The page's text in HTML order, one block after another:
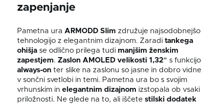
zapenjanje
Pametna ura ARMODD Slim združuje najsodobnejšo
tehnologijo z elegantnim dizajnom. Zaradi tankega
ohišja se odlično prilega tudi manjšim ženskim
zapestjem. Zaslon AMOLED velikosti 1,32″ s funkcijo
always-on ter slike na zaslonu so jasne in dobro vidne
v sončni svetlobi in temi. Pametna ura bo s svojim
vrhunskim in elegantnim dizajnom izstopala ob vsaki
priložnosti. Ne glede na to, ali iščete stilski dodatek